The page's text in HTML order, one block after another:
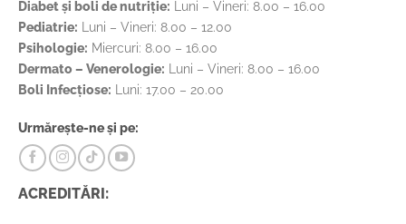
Diabet și boli de nutriție: Luni – Vineri: 8.00 – 16.00
Pediatrie: Luni – Vineri: 8.00 – 12.00
Psihologie: Miercuri: 8.00 – 16.00
Dermato – Venerologie: Luni – Vineri: 8.00 – 16.00
Boli Infecțiose: Luni: 17.00 – 20.00
Urmărește-ne și pe:
ACREDITĂRI: